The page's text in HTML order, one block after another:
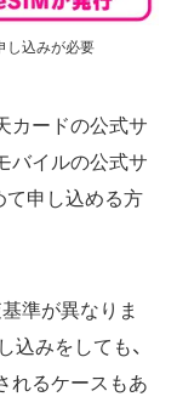
し込みが必要
カードの公式サ
バイルの公式サ
て申し込める方
準が異なりま
込みをしても、
れるケースもあ